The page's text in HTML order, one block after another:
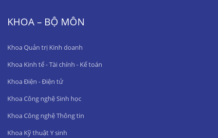
KHOA – BỘ MÔN
Khoa Quản trị Kinh doanh
Khoa Kinh tế - Tài chính - Kế toán
Khoa Điện - Điện tử
Khoa Công nghệ Sinh học
Khoa Công nghệ Thông tin
Khoa Kỹ thuật Y sinh